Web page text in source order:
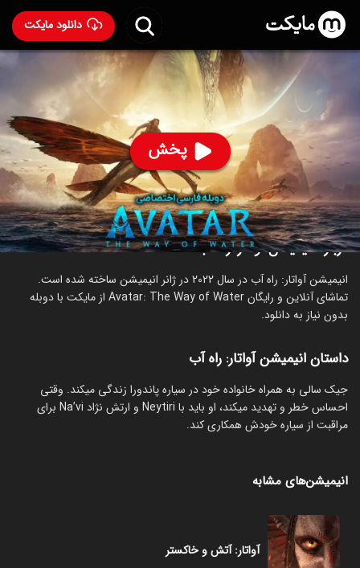
دانلود مایکت
پخش
انیمیشن آواتار: راه آب با دوبله فارسی - Avatar: The Way of
Water 2022
۲,۲۱۶ 89% ۷.۵
ساخت آمریکا سال 2022
رده سنی ۱۳+
انیمیشن
اکشن ماجراجویی علمی‌تخیلی
درباره انیمیشن آواتار: راه آب
انیمیشن آواتار: راه آب در سال 2022 در ژانر انیمیشن ساخته شده است.
تماشای آنلاین و رایگان Avatar: The Way of Water از مایکت با دوبله
بدون نیاز به دانلود.
داستان انیمیشن آواتار: راه آب
جیک سالی به همراه خانواده خود در سیاره پاندورا زندگی میکند. وقتی
احساس خطر و تهدید میکند، او باید با Neytiri و ارتش نژاد Na’vi برای
مراقبت از سیاره خودش همکاری کند.
انیمیشن‌های مشابه
آواتار: آتش و خاکستر